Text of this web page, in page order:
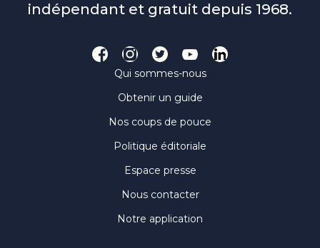
indépendant et gratuit depuis 1968.
Qui sommes-nous
Obtenir un guide
Nos coups de pouce
Politique éditoriale
Espace presse
Nous contacter
Notre application